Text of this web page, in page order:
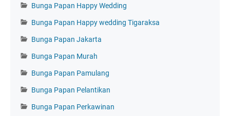
Bunga Papan Happy Wedding
Bunga Papan Happy wedding Tigaraksa
Bunga Papan Jakarta
Bunga Papan Murah
Bunga Papan Pamulang
Bunga Papan Pelantikan
Bunga Papan Perkawinan